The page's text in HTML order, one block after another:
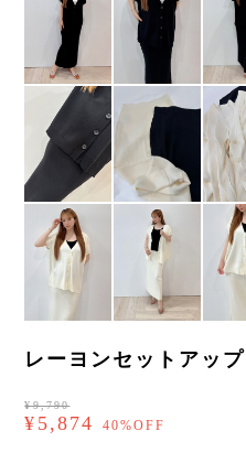
レーヨンセットアッ
¥9,790
¥5,874 40%OFF